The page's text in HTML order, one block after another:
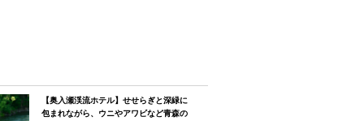
【奥入瀬渓流ホテル】せせらぎと深緑に
包まれながら、ウニやアワビなど青森の